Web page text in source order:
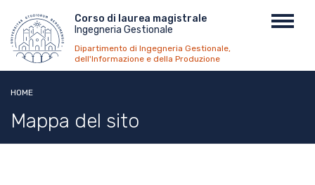
contenuto
principale
Menu
top
Corso di laurea magistrale
Ingegneria Gestionale
Dipartimento di Ingegneria Gestionale,
dell'Informazione e della Produzione
HOME
Mappa del sito